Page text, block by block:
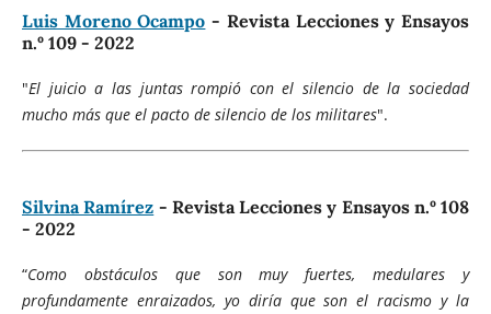
Luis Moreno Ocampo - Revista Lecciones y Ensayos
n.º 109 - 2022
"El juicio a las juntas rompió con el silencio de la sociedad
mucho más que el pacto de silencio de los militares".
Silvina Ramírez - Revista Lecciones y Ensayos n.º 108
- 2022
“Como obstáculos que son muy fuertes, medulares y
profundamente enraizados, yo diría que son el racismo y la